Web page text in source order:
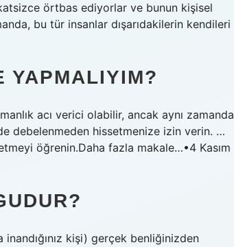
örtbas ediyorlar ve bunun kişisel
bu tür insanlar dışarıdakilerin kendileri
YAPMALIYIM?
acı verici olabilir, ancak aynı zamanda
debelenmeden hissetmenize izin verin. …
öğrenin.Daha fazla makale…•4 Kasım
kişi) gerçek benliğinizden